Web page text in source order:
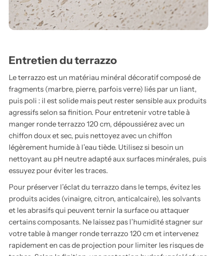
Entretien du terrazzo
Le terrazzo est un matériau minéral décoratif composé de
fragments (marbre, pierre, parfois verre) liés par un liant,
puis poli : il est solide mais peut rester sensible aux produits
agressifs selon sa finition. Pour entretenir votre table à
manger ronde terrazzo 120 cm, dépoussiérez avec un
chiffon doux et sec, puis nettoyez avec un chiffon
légèrement humide à l’eau tiède. Utilisez si besoin un
nettoyant au pH neutre adapté aux surfaces minérales, puis
essuyez pour éviter les traces.
Pour préserver l’éclat du terrazzo dans le temps, évitez les
produits acides (vinaigre, citron, anticalcaire), les solvants
et les abrasifs qui peuvent ternir la surface ou attaquer
certains composants. Ne laissez pas l’humidité stagner sur
votre table à manger ronde terrazzo 120 cm et intervenez
rapidement en cas de projection pour limiter les risques de